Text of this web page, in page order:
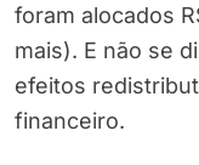
foram alocados
mais). E não se
efeitos
financeiro.